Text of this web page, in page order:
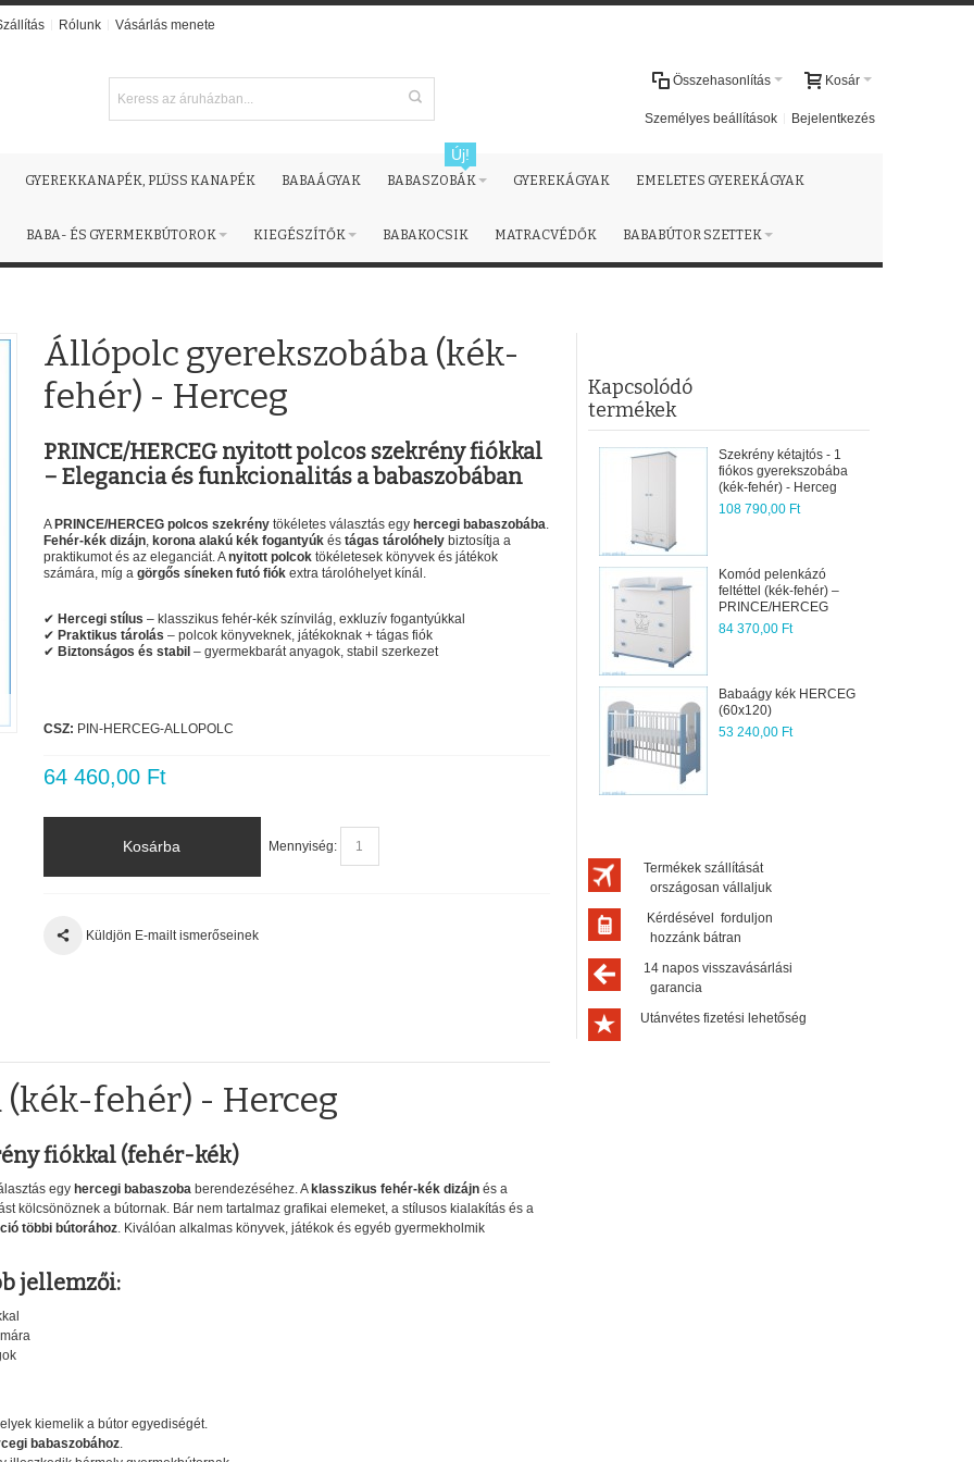
Rólunk Vásárlás menete
Kosár
Összehasonlítás
Személyes beállítások Bejelentkezés
GYEREKKANAPÉK, PLÜSS KANAPÉK BABAÁGYAK BABASZOBÁK
Új!
GYEREKÁGYAK EMELETES GYEREKÁGYAK
BABA- ÉS GYERMEKBÚTOROK KIEGÉSZÍTŐK BABAKOCSIK MATRACVÉDŐK BABABÚTOR SZETTEK
Állópolc gyerekszobába (kék-
fehér) - Herceg
PRINCE/HERCEG nyitott polcos szekrény fiókkal
– Elegancia és funkcionalitás a babaszobában
APRINCE/HERCEG polcos szekrénytökéletes választás egy hercegi babaszobába
Fehér-kék dizájn, korona alakú kék fogantyúkés tágas tárolóhelybiztosítja a
praktikumot és az eleganciát. Anyitott polcoktökéletesek könyvek és játékok
számára, míg a görgős síneken futó fiókextra tárolóhelyet kínál.
✔ Hercegi stílus – klasszikus fehér-kék színvilág, exkluzív fogantyúkkal
✔ Praktikus tárolás – polcok könyveknek, játékoknak + tágas fiók
✔ Biztonságos és stabil– gyermekbarát anyagok, stabil szerkezet
CSZ: PIN-HERCEG-ALLOPOLC
64 460,00 Ft
Mennyiség:
Kosárba
Küldjön E-mailt ismerőseinek
Kapcsolódó
termékek
Szekrény kétajtós - 1
fiókos gyerekszobába
(kék-fehér) - Herceg
108 790,00 Ft
Komód pelenkázó
feltéttel (kék-fehér) –
PRINCE/HERCEG
84 370,00 Ft
Babaágy kék HERCEG
(60x120)
53 240,00 Ft
Termékek szállítását
országosan vállaljuk
Kérdésével forduljon
hozzánk bátran
14 napos visszavásárlási
garancia
Utánvétes fizetési lehetőség
fehér) - Herceg
fiókkal (fehér-kék)
egy hercegi babaszobaberendezéséhez. A klasszikus fehér-kék dizájnés a
kölcsönöznek a bútornak. Bár nem tartalmaz grafikai elemeket, a stílusos kialakítás és a
többi bútorához. Kiválóan alkalmas könyvek, játékok és egyéb gyermekholmik
jellemzői:
kiemelik a bútor egyediségét.
babaszobához.